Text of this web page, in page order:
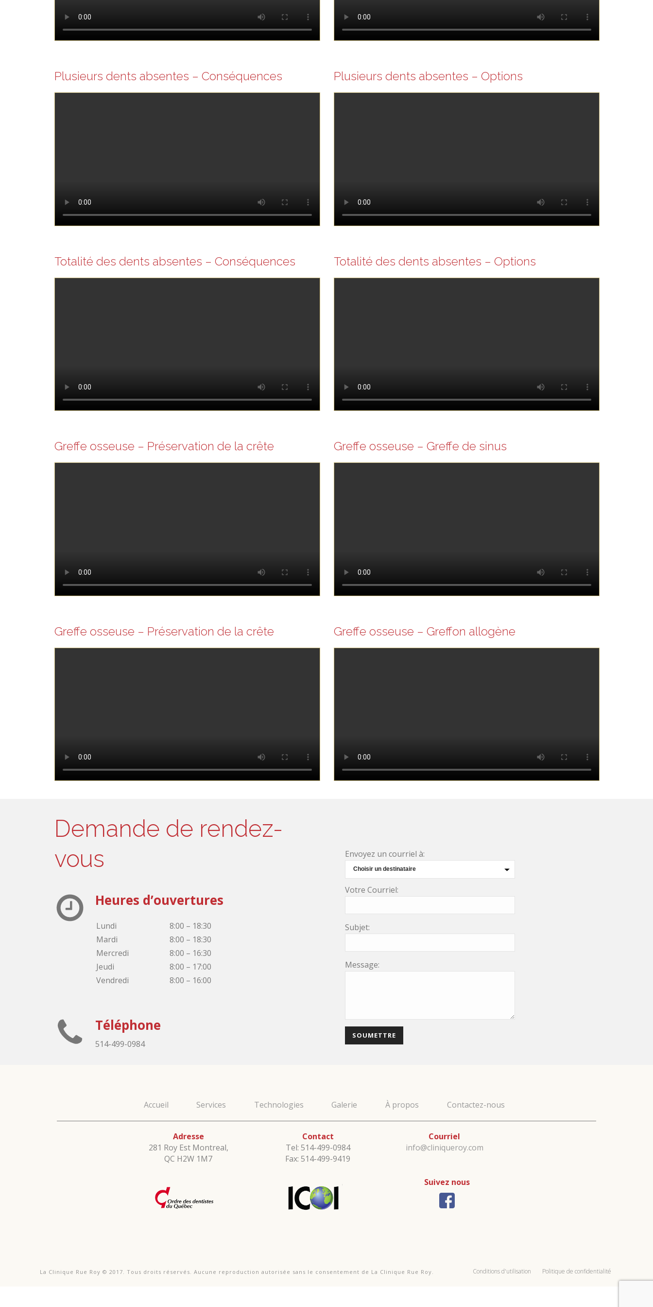
Plusieurs dents absentes – Conséquences Plusieurs dents absentes – Options
Totalité des dents absentes – Conséquences Totalité des dents absentes – Options
Greffe osseuse – Préservation de la crête Greffe osseuse – Greffe de sinus
Greffe osseuse – Préservation de la crête Greffe osseuse – Greffon allogène
Demande de rendez-
vous
Heures d’ouvertures
Lundi
Mardi
Mercredi
Jeudi
Vendredi
8:00 – 18:30
8:00 – 18:30
8:00 – 16:30
8:00 – 17:00
8:00 – 16:00
Téléphone
514-499-0984
Envoyez un courriel à:
Votre Courriel:
Subjet:
Message:
Accueil Services Technologies Galerie À propos Contactez-nous
Adresse
281 Roy Est Montreal,
QC H2W 1M7
Contact
Tel: 514-499-0984
Fax: 514-499-9419
Courriel
info@cliniqueroy.com
Suivez nous
La Clinique Rue Roy © 2017. Tous droits réservés. Aucune reproduction autorisée sans le consentement de La Clinique Rue Roy. Conditions d'utilisation Politique de confidentialité